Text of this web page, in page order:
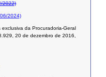
2022)
2024)
da Procuradoria-Geral
20 de dezembro de 2016,